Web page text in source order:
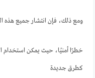
ومع ذلك، فإن انتشار جميع هذه
خطرًا أمنيًا، حيث يمكن استخدام
كطرق جديدة